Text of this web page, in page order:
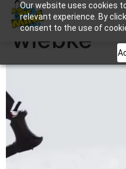
Our website uses cookies
relevant experience. By
consent to the use of
Apuntame !
wiebke